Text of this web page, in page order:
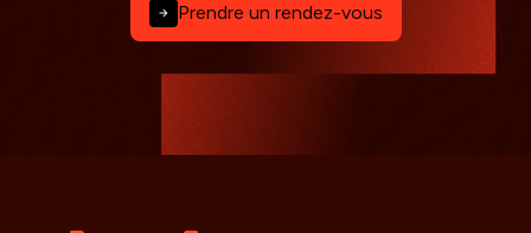
Prendre un rendez-vous